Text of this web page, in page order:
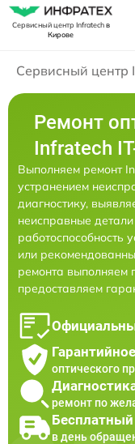
Сервисный центр Infratechв
Кирове
Сервисный центр
Ремонт
Infratech
Выполняем ремонт
устранением
диагностику,
неисправные
работоспособность
или
ремонта выполняем
предоставляем
оптического
ремонт по
в день